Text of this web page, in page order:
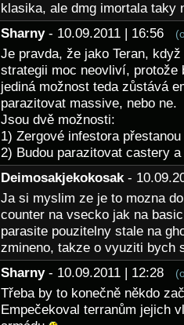
klasika, ale dmg imortala taky
Sharny - 10.09.2011 | 16:56
Je pravda, že jako Teran,
strategii moc neovliví, protože
jediná možnost teda zůstává
parazitovat massive, nebo ne.
Jsou dvě možnosti:
1) Zergové infestora
2) Budou parazitovat castery
Deimosakjekokosak -
Ja si myslim ze je to mozna
counter na vsecko jak na
parasite pouzitelny stale na
zmineno, takze o vyuziti bych
Sharny - 10.09.2011 | 12:28
Třeba by to konečně někdo
Empečekoval terranům jejich